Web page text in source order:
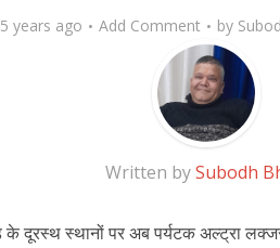
5 years ago Add Comment by
Written bySubodh
के दूरस्थ स्थानों पर अब पर्यटक अल्ट्रा